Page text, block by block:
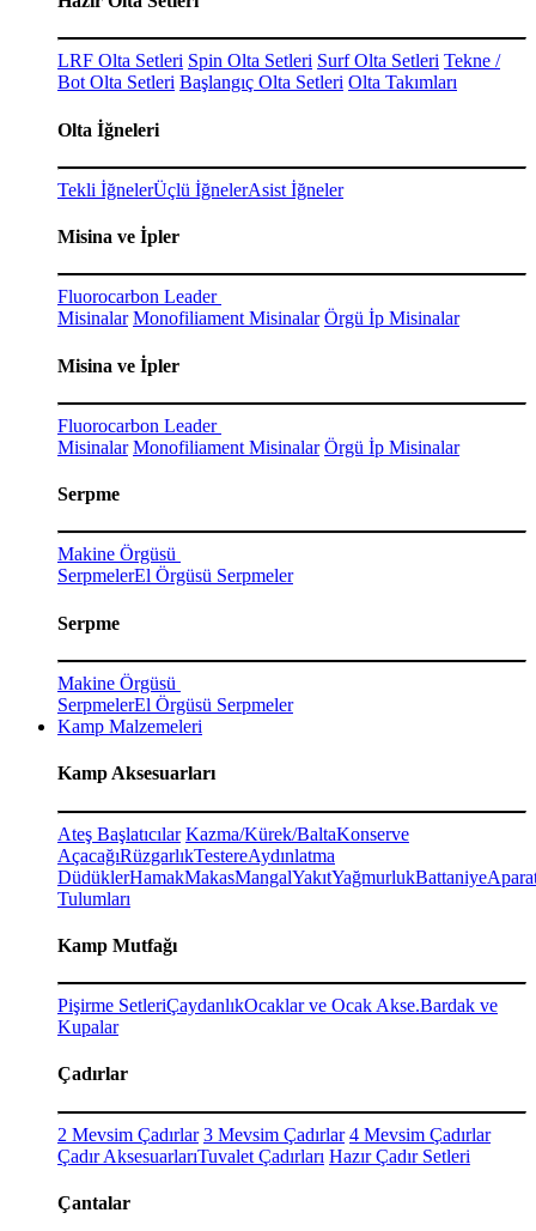
LRF Olta Setleri Spin Olta Setleri Surf Olta Setleri Tekne /
Bot Olta Setleri Başlangıç Olta Setleri Olta Takımları
Olta İğneleri
Tekli İğnelerÜçlü İğnelerAsist İğneler
Misina ve İpler
Fluorocarbon Leader
Misinalar Monofiliament Misinalar Örgü İp Misinalar
Misina ve İpler
Fluorocarbon Leader
Misinalar Monofiliament Misinalar Örgü İp Misinalar
Serpme
Makine Örgüsü
SerpmelerEl Örgüsü Serpmeler
Serpme
Makine Örgüsü
SerpmelerEl Örgüsü Serpmeler
Kamp Malzemeleri
Kamp Aksesuarları
Ateş Başlatıcılar Kazma/Kürek/BaltaKonserve
AçacağıRüzgarlıkTestereAydınlatma
DüdüklerHamakMakasMangalYakıtYağmurlukBattaniye
Tulumları
Kamp Mutfağı
Pişirme SetleriÇaydanlıkOcaklar ve Ocak Akse.Bardak ve
Kupalar
Çadırlar
2 Mevsim Çadırlar 3 Mevsim Çadırlar 4 Mevsim Çadırlar
Çadır AksesuarlarıTuvalet Çadırları Hazır Çadır Setleri
Çantalar